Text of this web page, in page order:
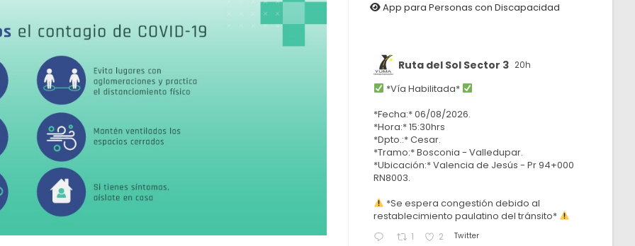
App para Personas con Discapacidad
Ruta del Sol Sector 3 20h
*Vía Habilitada*
*Fecha:* 06/08/2026.
*Hora:* 15:30hrs
*Dpto.:* Cesar.
*Tramo:* Bosconia - Valledupar.
*Ubicación:* Valencia de Jesús - Pr 94+000
RN8003.
*Se espera congestión debido al
restablecimiento paulatino del tránsito*
1 2 Twitter